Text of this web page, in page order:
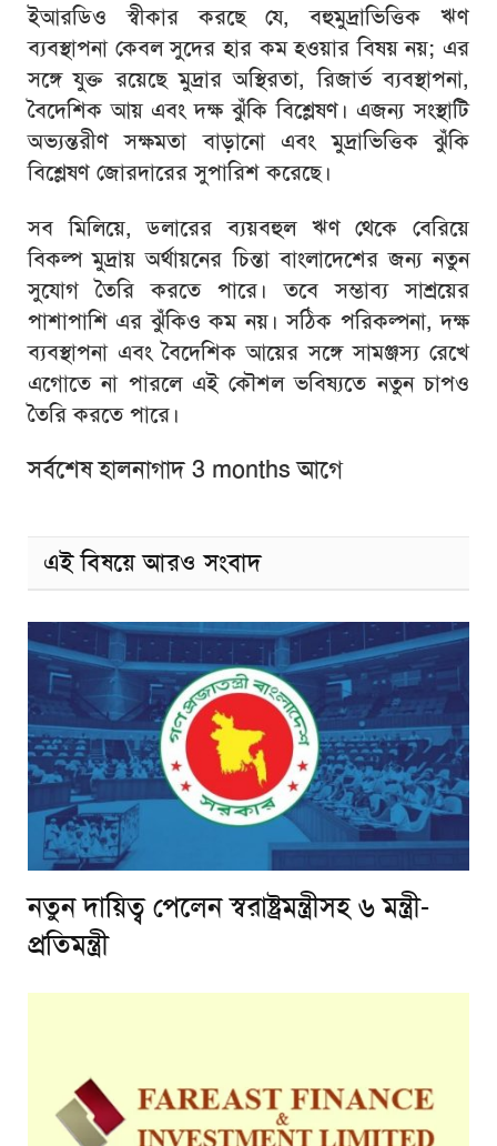
ইআরডিও স্বীকার করছে যে, বহুমুদ্রাভিত্তিক ঋণ
ব্যবস্থাপনা কেবল সুদের হার কম হওয়ার বিষয় নয়; এর
সঙ্গে যুক্ত রয়েছে মুদ্রার অস্থিরতা, রিজার্ভ ব্যবস্থাপনা,
বৈদেশিক আয় এবং দক্ষ ঝুঁকি বিশ্লেষণ। এজন্য সংস্থাটি
অভ্যন্তরীণ সক্ষমতা বাড়ানো এবং মুদ্রাভিত্তিক ঝুঁকি
বিশ্লেষণ জোরদারের সুপারিশ করেছে।
সব মিলিয়ে, ডলারের ব্যয়বহুল ঋণ থেকে বেরিয়ে
বিকল্প মুদ্রায় অর্থায়নের চিন্তা বাংলাদেশের জন্য নতুন
সুযোগ তৈরি করতে পারে। তবে সম্ভাব্য সাশ্রয়ের
পাশাপাশি এর ঝুঁকিও কম নয়। সঠিক পরিকল্পনা, দক্ষ
ব্যবস্থাপনা এবং বৈদেশিক আয়ের সঙ্গে সামঞ্জস্য রেখে
এগোতে না পারলে এই কৌশল ভবিষ্যতে নতুন চাপও
তৈরি করতে পারে।
সর্বশেষ হালনাগাদ 3 months আগে
এই বিষয়ে আরও সংবাদ
নতুন দায়িত্ব পেলেন স্বরাষ্ট্রমন্ত্রীসহ ৬ মন্ত্রী-
প্রতিমন্ত্রী